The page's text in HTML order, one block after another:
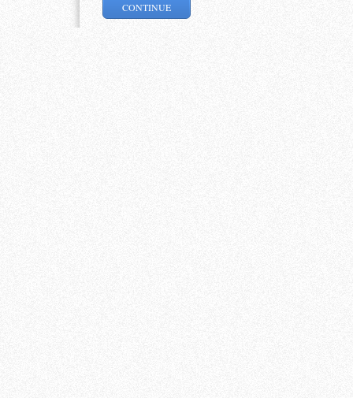
CONTINUE